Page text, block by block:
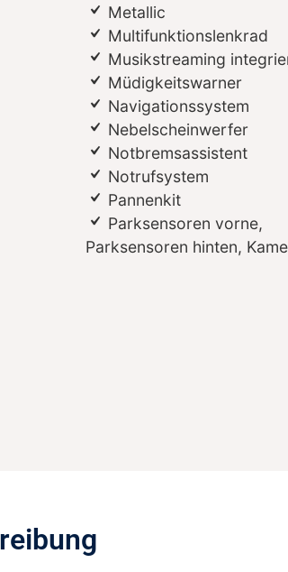
Metallic
Multifunktionslenkrad
Musikstreaming
Müdigkeitswarner
Navigationssystem
Nebelscheinwerfer
Notbremsassistent
Notrufsystem
Pannenkit
Parksensoren vorne,
Parksensoren hinten,